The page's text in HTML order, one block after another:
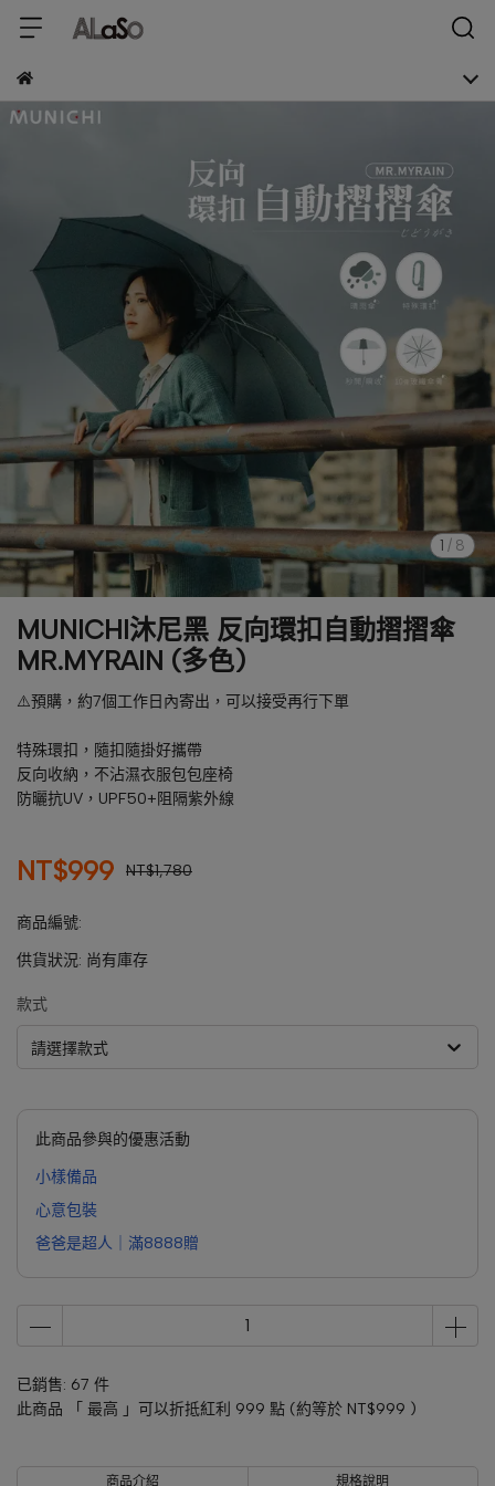
1 / 8
MUNICHI沐尼黑 反向環扣自動摺摺傘
MR.MYRAIN (多色)
⚠️預購，約7個工作日內寄出，可以接受再行下單
特殊環扣，隨扣隨掛好攜帶
反向收納，不沾濕衣服包包座椅
防曬抗UV，UPF50+阻隔紫外線
NT$999 NT$1,780
商品編號:
供貨狀況: 尚有庫存
款式
請選擇款式
此商品參與的優惠活動
小樣備品
心意包裝
爸爸是超人｜滿8888贈
已銷售: 67 件
此商品 「 最高 」可以折抵紅利 999 點 (約等於 NT$999 )
商品介紹 規格說明